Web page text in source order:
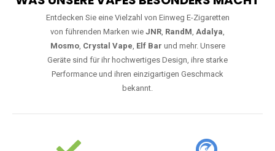
Entdecken Sie eine Vielzahl von Einweg E-Zigaretten
von führenden Marken wie JNR, RandM, Adalya,
Mosmo, Crystal Vape, Elf Bar und mehr. Unsere
Geräte sind für ihr hochwertiges Design, ihre starke
Performance und ihren einzigartigen Geschmack
bekannt.